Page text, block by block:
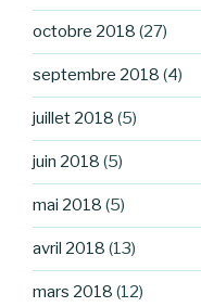
octobre 2018 (27)
septembre 2018 (4)
juillet 2018 (5)
juin 2018 (5)
mai 2018 (5)
avril 2018 (13)
mars 2018 (12)